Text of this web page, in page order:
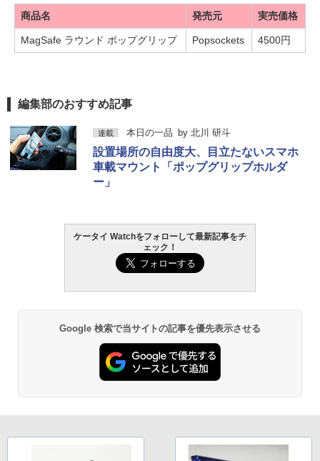
商品名 発売元 実売価格
MagSafe ラウンド ポップグリップ Popsockets 4500円
編集部のおすすめ記事
連載 本日の一品 by 北川 研斗
設置場所の自由度大、目立たないスマホ
車載マウント「ポップグリップホルダ
ー」
ケータイ Watchをフォローして最新記事をチ
ェック！
Google 検索で当サイトの記事を優先表示させる